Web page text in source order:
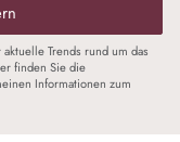
Trends rund um das
finden Sie die
Informationen zum